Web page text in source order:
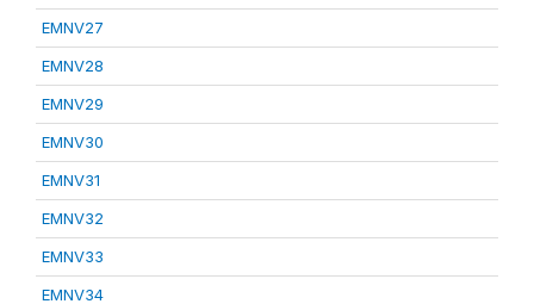
EMNV27
EMNV28
EMNV29
EMNV30
EMNV31
EMNV32
EMNV33
EMNV34